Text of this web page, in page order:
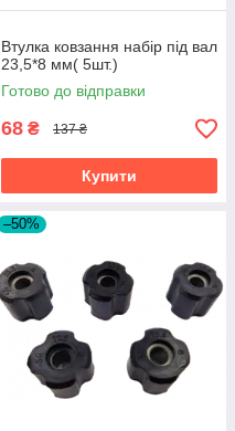
Втулка ковзання набір під вал
23,5*8 мм( 5шт.)
Готово до відправки
68 ₴ 137 ₴
Купити
–50%